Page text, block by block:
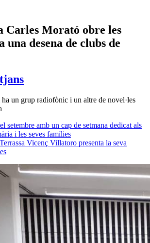
Carles Morató obre les
una desena de clubs de
un grup radiofònic i un altre de novel·les
setembre amb un cap de setmana dedicat als
i les seves famílies
Vicenç Villatoro presenta la seva